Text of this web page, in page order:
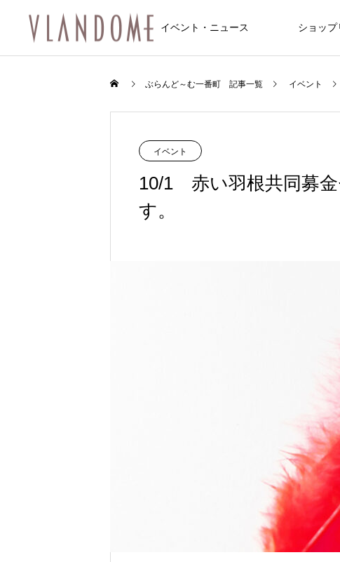
イベント・ニュース ショップ
NEW
NEW
FEATURE
ぶらんど～む一番町 記事一覧 イベント
イベント
10/1 赤い羽根共同募
す。
世界の山ちゃん仙台一